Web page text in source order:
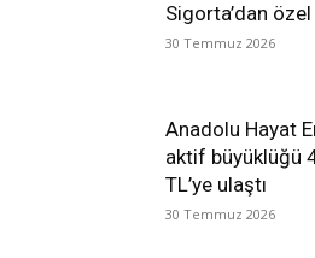
Sigorta’dan
30 Temmuz 2026
Anadolu Hayat
aktif büyüklüğü
TL’ye ulaştı
30 Temmuz 2026